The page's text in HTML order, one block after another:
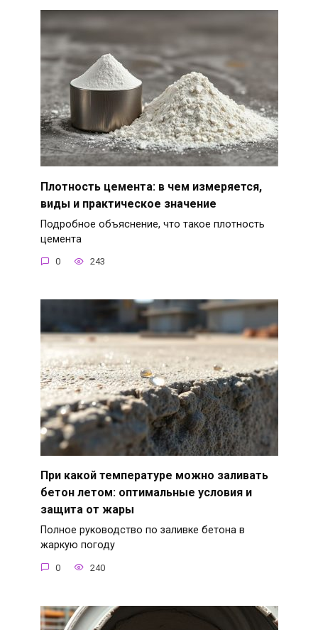
Плотность цемента: в чем измеряется,
виды и практическое значение
Подробное объяснение, что такое плотность
цемента
0 243
При какой температуре можно заливать
бетон летом: оптимальные условия и
защита от жары
Полное руководство по заливке бетона в
жаркую погоду
0 240